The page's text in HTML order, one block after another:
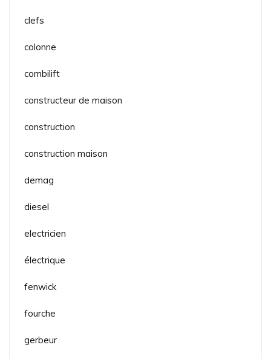
clefs
colonne
combilift
constructeur de maison
construction
construction maison
demag
diesel
electricien
électrique
fenwick
fourche
gerbeur